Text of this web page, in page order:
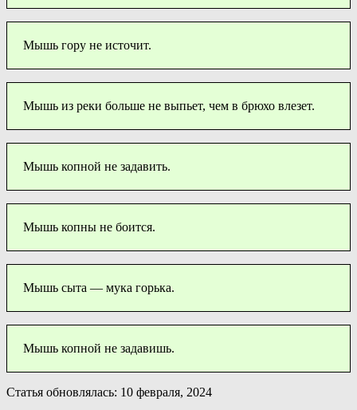
Мышь гору не источит.
Мышь из реки больше не выпьет, чем в брюхо влезет.
Мышь копной не задавить.
Мышь копны не боится.
Мышь сыта — мука горька.
Мышь копной не задавишь.
Статья обновлялась: 10 февраля, 2024